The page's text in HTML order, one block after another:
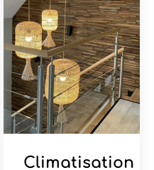
Climatisation